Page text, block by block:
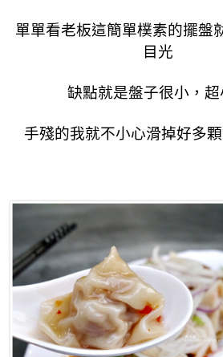
單單看老板這簡單樸素的擺盤
目光
缺點就是盤子很小，
手殘的我就不小心滑掉好多